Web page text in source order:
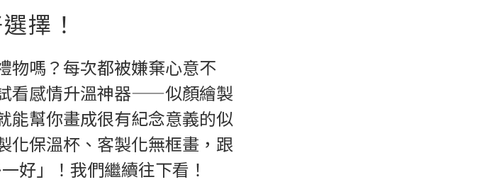
擇！
物嗎？每次都被嫌棄心意不
看感情升溫神器——似顏繪製
能幫你畫成很有紀念意義的似
化保溫杯、客製化無框畫，跟
好」！我們繼續往下看！